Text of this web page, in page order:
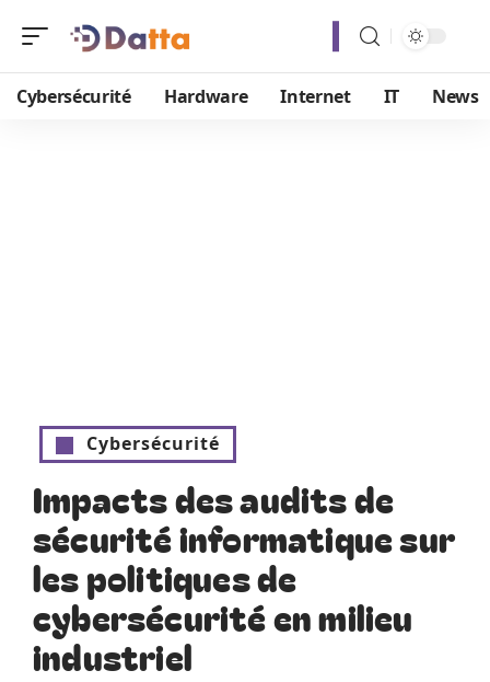
Cybersécurité Hardware Internet IT News
Cybersécurité
Impacts des audits de
sécurité informatique sur
les politiques de
cybersécurité en milieu
industriel